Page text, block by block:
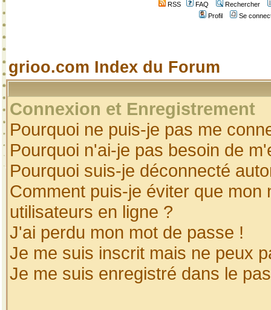
RSS FAQ
Rechercher
Profil
Se
grioo.com Index du Forum
Connexion et Enregistrement
Pourquoi ne puis-je pas me
Pourquoi n'ai-je pas besoin de
Pourquoi suis-je déconnecté
Comment puis-je éviter que
utilisateurs en ligne ?
J'ai perdu mon mot de passe !
Je me suis inscrit mais ne peux
Je me suis enregistré dans le